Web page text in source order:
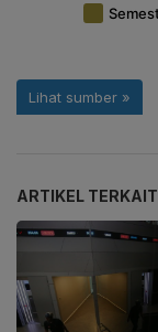
ARTIKEL TERKAIT